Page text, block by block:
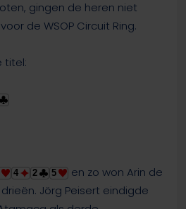
gingen de heren niet
de WSOP Circuit Ring.
titel:
4 2 5
en zo won Arin de
Jörg Peisert eindigde